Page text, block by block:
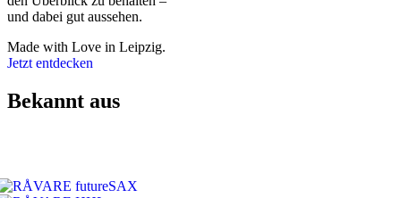
und dabei gut aussehen.
Made with Love in Leipzig.
Jetzt entdecken
Bekannt aus